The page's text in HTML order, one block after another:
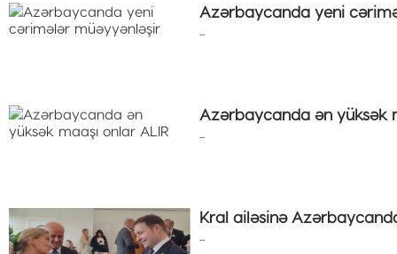
Azərbaycanda yeni
Azərbaycanda ən yüksək
Kral ailəsinə